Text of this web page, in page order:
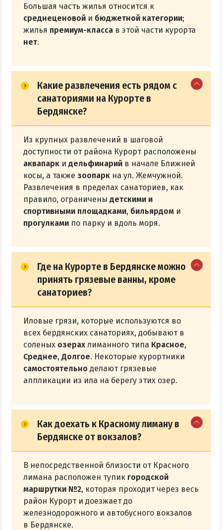
Большая часть жилья относится к
среднеценовой и бюджетной категории;
жилья премиум-класса в этой части курорта
нет.
Какие развлечения есть рядом с
санаториями на Курорте в
Бердянске?
Из крупных развлечений в шаговой
доступности от района Курорт расположены
аквапарк и дельфинарий в начале Ближней
косы, а также зоопарк на ул. Жемчужной.
Развлечения в пределах санаториев, как
правило, ограничены детскими и
спортивными площадками, бильярдом и
прогулками по парку и вдоль моря.
Где на Курорте в Бердянске можно
принять грязевые ванны, кроме
санаториев?
Иловые грязи, которые используются во
всех бердянских санаториях, добывают в
соленых озерах лиманного типа Красное,
Среднее, Долгое. Некоторые курортники
самостоятельно делают грязевые
аппликации из ила на берегу этих озер.
Как доехать к Красному лиману в
Бердянске от вокзалов?
В непосредственной близости от Красного
лимана расположен тупик городской
маршрутки №2, которая проходит через весь
район Курорт и доезжает до
железнодорожного и автобусного вокзалов
в Бердянске.